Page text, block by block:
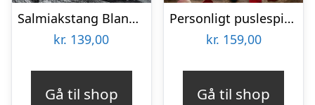
Salmiakstang Bland-selv slik i kasser 1,1 kg
kr. 139,00
Gå til shop
Personligt puslespil med Billede – Hjerte
kr. 159,00
Gå til shop